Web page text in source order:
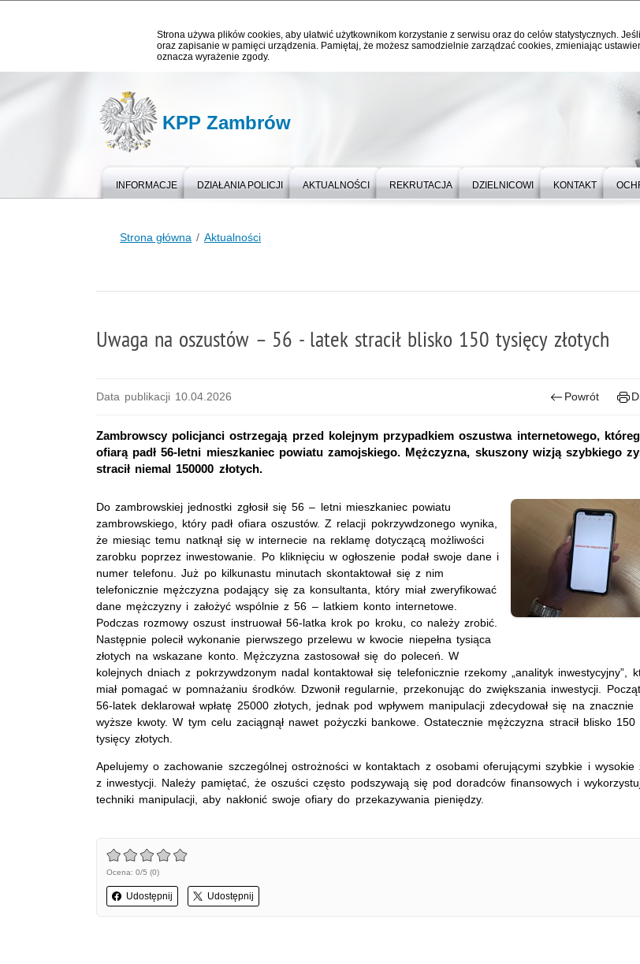
Strona używa plików cookies, aby ułatwić użytkownikom korzystanie z serwisu oraz do celów statystycznych.
oraz zapisanie w pamięci urządzenia. Pamiętaj, że możesz samodzielnie zarządzać cookies, zmieniając
oznacza wyrażenie zgody.
KPP Zambrów
INFORMACJE DZIAŁANIA POLICJI AKTUALNOŚCI REKRUTACJA DZIELNICOWI KONTAKT
Strona główna Aktualności
Uwaga na oszustów – 56 - latek stracił blisko 150 tysięcy złotych
Data publikacji 10.04.2026 Powrót
Zambrowscy policjanci ostrzegają przed kolejnym przypadkiem oszustwa internetowego,
ofiarą padł 56-letni mieszkaniec powiatu zamojskiego. Mężczyzna, skuszony wizją szybkiego
stracił niemal 150000 złotych.
Do zambrowskiej jednostki zgłosił się 56 – letni mieszkaniec powiatu
zambrowskiego, który padł ofiara oszustów. Z relacji pokrzywdzonego wynika,
że miesiąc temu natknął się w internecie na reklamę dotyczącą możliwości
zarobku poprzez inwestowanie. Po kliknięciu w ogłoszenie podał swoje dane i
numer telefonu. Już po kilkunastu minutach skontaktował się z nim
telefonicznie mężczyzna podający się za konsultanta, który miał zweryfikować
dane mężczyzny i założyć wspólnie z 56 – latkiem konto internetowe.
Podczas rozmowy oszust instruował 56-latka krok po kroku, co należy zrobić.
Następnie polecił wykonanie pierwszego przelewu w kwocie niepełna tysiąca
złotych na wskazane konto. Mężczyzna zastosował się do poleceń. W
kolejnych dniach z pokrzywdzonym nadal kontaktował się telefonicznie rzekomy „analityk inwestycyjny”,
miał pomagać w pomnażaniu środków. Dzwonił regularnie, przekonując do zwiększania inwestycji.
56-latek deklarował wpłatę 25000 złotych, jednak pod wpływem manipulacji zdecydował się na znacznie
wyższe kwoty. W tym celu zaciągnął nawet pożyczki bankowe. Ostatecznie mężczyzna stracił blisko 150
tysięcy złotych.
Apelujemy o zachowanie szczególnej ostrożności w kontaktach z osobami oferującymi szybkie i wysokie
z inwestycji. Należy pamiętać, że oszuści często podszywają się pod doradców finansowych i
techniki manipulacji, aby nakłonić swoje ofiary do przekazywania pieniędzy.
Ocena: 0/5 (0)
Udostępnij Udostępnij